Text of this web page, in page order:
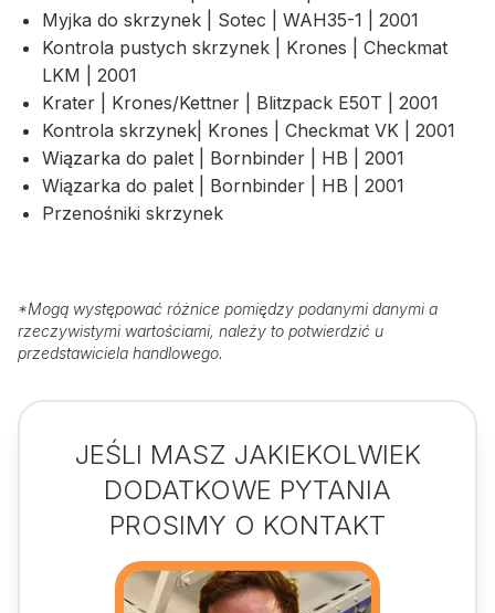
Myjka do skrzynek | Sotec | WAH35-1 | 2001
Kontrola pustych skrzynek | Krones | Checkmat
LKM | 2001
Krater | Krones/Kettner | Blitzpack E50T | 2001
Kontrola skrzynek| Krones | Checkmat VK | 2001
Wiązarka do palet | Bornbinder | HB | 2001
Wiązarka do palet | Bornbinder | HB | 2001
Przenośniki skrzynek
*Mogą występować różnice pomiędzy podanymi danymi a
rzeczywistymi wartościami, należy to potwierdzić u
przedstawiciela handlowego.
JEŚLI MASZ JAKIEKOLWIEK
DODATKOWE PYTANIA
PROSIMY O KONTAKT